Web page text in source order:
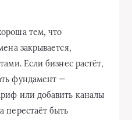
тем, что
закрывается,
Если бизнес растёт,
фундамент —
или добавить каналы
перестаёт быть